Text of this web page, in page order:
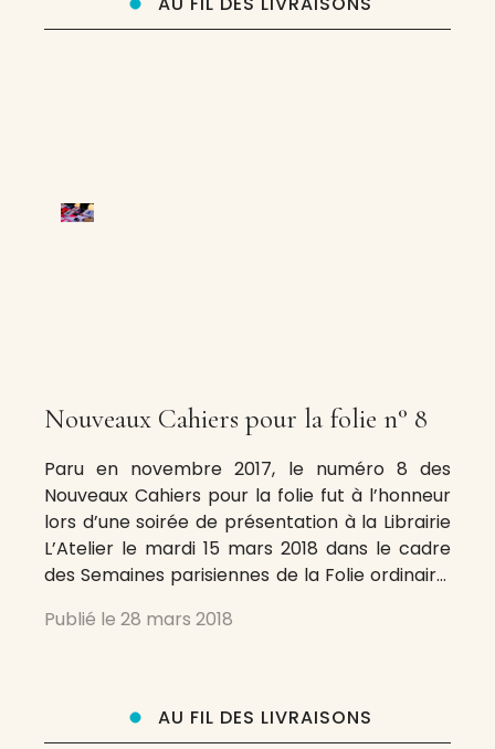
Nouveaux Cahiers pour la folie n° 8
Paru en novembre 2017, le numéro 8 des
Nouveaux Cahiers pour la folie fut à l’honneur
lors d’une soirée de présentation à la Librairie
L’Atelier le mardi 15 mars 2018 dans le cadre
des Semaines parisiennes de la Folie ordinaire.
d’affranchir les frontières du conceptuel
Publié le 28 mars 2018
AU FIL DES LIVRAISONS